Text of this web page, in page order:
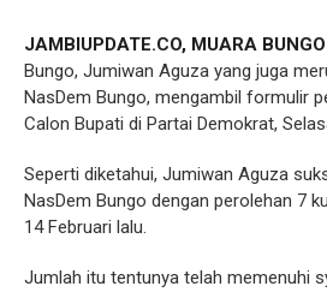
JAMBIUPDATE.CO, MUARA BUNGO
Bungo, Jumiwan Aguza yang juga
NasDem Bungo, mengambil formulir
Calon Bupati di Partai Demokrat,
Seperti diketahui, Jumiwan Aguza
NasDem Bungo dengan perolehan 7
14 Februari lalu.
Jumlah itu tentunya telah memenuhi